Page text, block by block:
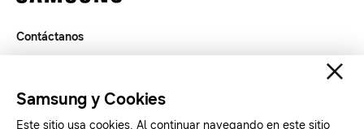
Contáctanos
SAMSUNG.COM
Samsung y Cookies
Este sitio usa cookies. Al continuar navegando en este sitio